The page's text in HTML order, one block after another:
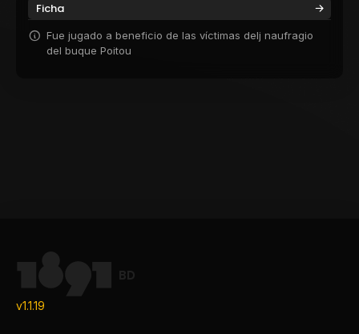
Ficha
Fue jugado a beneficio de las víctimas delj naufragio
del buque Poitou
BD
v1.1.19